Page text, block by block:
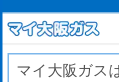
マイ大阪ガス